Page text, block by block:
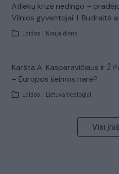
Atliekų krizė nedingo –
Vilnios gyventojai: I. Budraitė
Laidos Nauja diena
Karšta A. Kasparavičiaus ir Ž
– Europos šeimos narė?
Laidos Lietuva tiesiogiai
Visi